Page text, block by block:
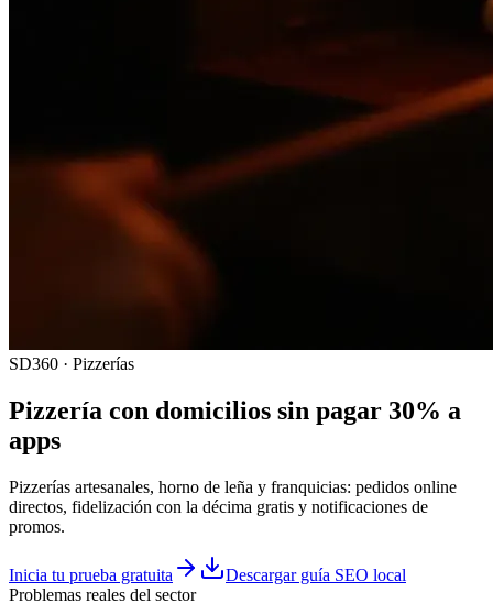
SD360 · Pizzerías
Pizzería con domicilios sin pagar 30% a
apps
Pizzerías artesanales, horno de leña y franquicias: pedidos online
directos, fidelización con la décima gratis y notificaciones de
promos.
Inicia tu prueba gratuita
Descargar guía SEO local
Problemas reales del sector